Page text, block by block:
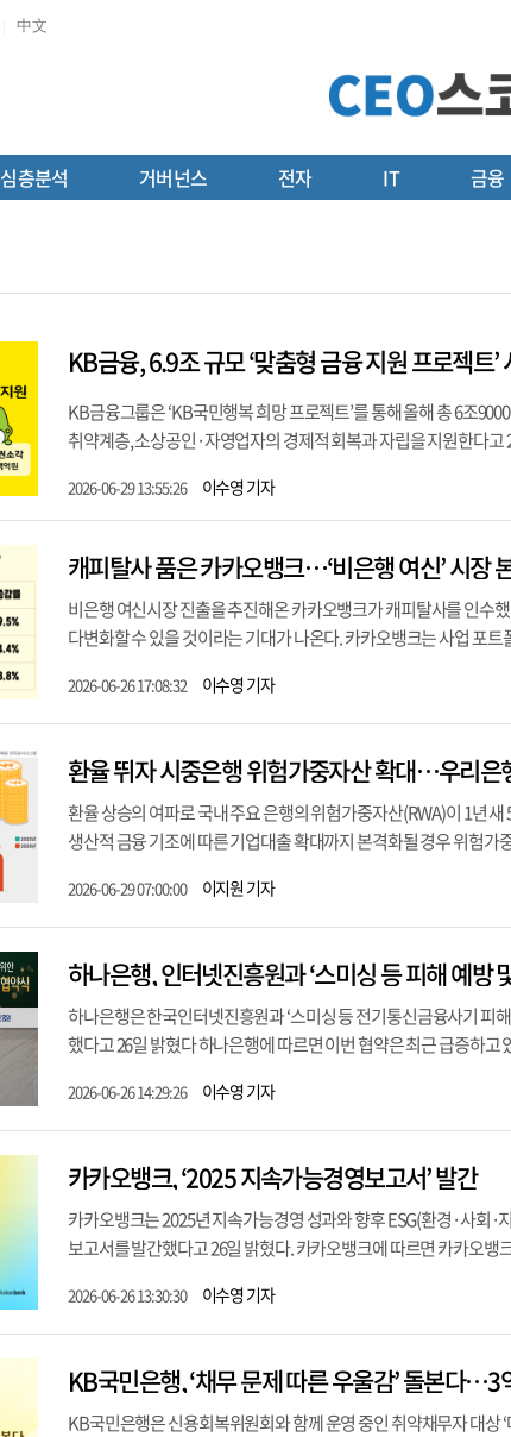
中文
심층분석 거버넌스 전자 IT 금융
KB금융, 6.9조 규모 ‘맞춤형 금융 지원 프로젝트’
KB금융그룹은 ‘KB국민행복 희망 프로젝트’를 통해 올해 총 6조
취약계층, 소상공인·자영업자의 경제적 회복과 자립을 지원한다고
2026-06-29 13:55:26 이수영 기자
캐피탈사 품은 카카오뱅크…‘비은행 여신’ 시장
비은행 여신시장 진출을 추진해온 카카오뱅크가 캐피탈사를 인수
다변화할 수 있을 것이라는 기대가 나온다. 카카오뱅크는 사업 포트
2026-06-26 17:08:32 이수영 기자
환율 뛰자 시중은행 위험가중자산 확대…우리은
환율 상승의 여파로 국내 주요 은행의 위험가중자산(RWA)이 1년
생산적 금융 기조에 따른 기업대출 확대까지 본격화될 경우 위험가
2026-06-29 07:00:00 이지원 기자
하나은행, 인터넷진흥원과 ‘스미싱 등 피해 예방
하나은행은 한국인터넷진흥원과 ‘스미싱 등 전기통신금융사기 피
했다고 26일 밝혔다 하나은행에 따르면 이번 협약은 최근 급증하고
2026-06-26 14:29:26 이수영 기자
카카오뱅크, ‘2025 지속가능경영보고서’ 발간
카카오뱅크는 2025년 지속가능경영 성과와 향후 ESG(환경·사회·
보고서를 발간했다고 26일 밝혔다. 카카오뱅크에 따르면 카카오뱅
2026-06-26 13:30:30 이수영 기자
KB국민은행, ‘채무 문제 따른 우울감’ 돌본다…3
KB국민은행은 신용회복위원회와 함께 운영 중인 취약채무자 대상